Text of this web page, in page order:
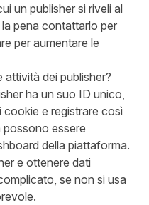
un publisher si riveli al
pena contattarlo per
per aumentare le
dei publisher?
ha un suo ID unico,
e registrare così
possono essere
della piattaforma.
e ottenere dati
se non si usa